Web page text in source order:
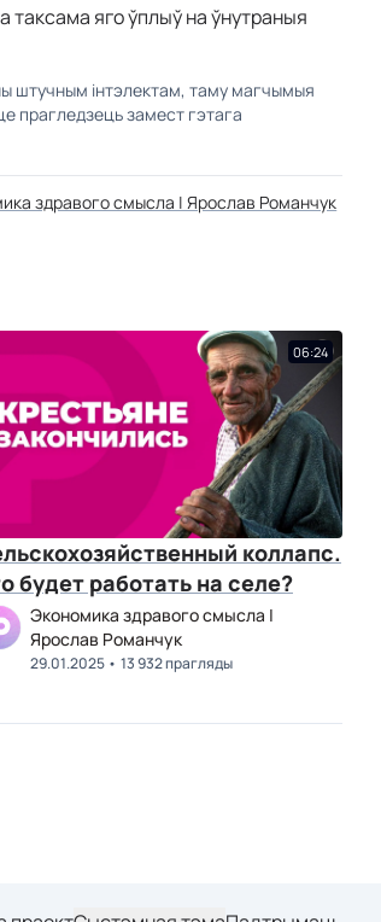
таксама яго ўплыў на ўнутраныя
штучным інтэлектам, таму магчымыя
прагледзець замест гэтага
здравого смысла | Ярослав Романчук
06:24
коллапс.
будет работать на селе?
Экономика здравого смысла |
Ярослав Романчук
29.01.2025 13 932 прагляды